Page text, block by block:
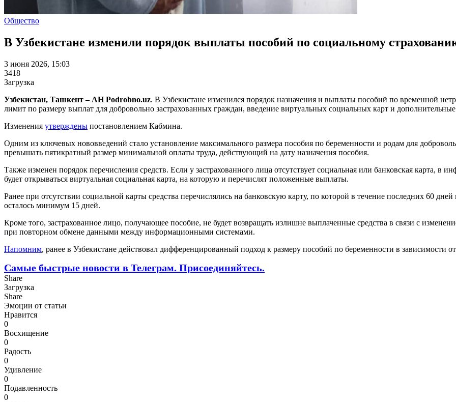
Общество
В Узбекистане изменили порядок выплаты пособий по социальному
3 июня 2026, 15:03
3418
Загрузка
Узбекистан, Ташкент – АН Podrobno.uz. В Узбекистане изменился порядок назначения и выплаты пособий по временной
лимит по размеру выплат для добровольно застрахованных граждан, введение виртуальных социальных карт и
Изменения утверждены постановлением Кабмина.
Одним из ключевых нововведений стало установление максимального размера пособия по беременности и родам для
превышать пятикратный размер минимальной оплаты труда, действующий на дату назначения пособия.
Также изменен порядок перечисления средств. Если у застрахованного лица отсутствует социальная или банковская карта, в
будет открываться виртуальная социальная карта, на которую и перечислят положенные выплаты.
Ранее при отсутствии социальной карты средства перечислялись на банковскую карту, по которой в течение последних 60
осталось минимум 15 дней.
Кроме того, застрахованное лицо, получающее пособие, не будет возвращать излишне выплаченные средства в связи с
при повторном обмене данными между информационными системами.
Напомним, ранее в Узбекистане действовал дифференцированный подход к размеру пособий по беременности в зависимости
Самые быстрые новости в Телеграм. Присоединяйтесь.
Share
Загрузка
Share
Эмоции от статьи
Нравится
0
Восхищение
0
Радость
0
Удивление
0
Подавленность
0